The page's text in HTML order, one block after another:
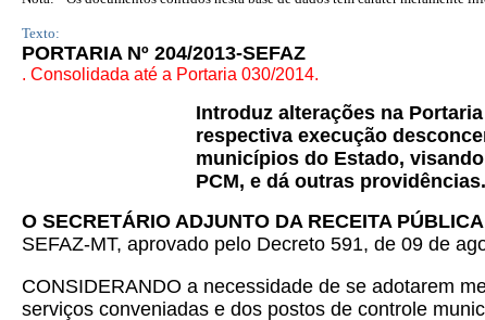
Texto:
PORTARIA Nº 204/2013-SEFAZ
. Consolidada até a Portaria 030/2014.
Introduz alterações na Portaria
respectiva execução
municípios do Estado,
PCM, e dá outras providências.
O SECRETÁRIO ADJUNTO DA RECEITA PÚBLICA
SEFAZ-MT, aprovado pelo Decreto 591, de 09 de
CONSIDERANDO a necessidade de se adotarem
serviços conveniadas e dos postos de controle